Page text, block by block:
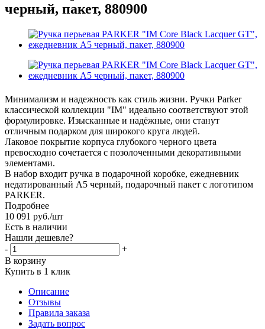
черный, пакет, 880900
Минимализм и надежность как стиль жизни. Ручки Parker
классической коллекции "IM" идеально соответствуют этой
формулировке. Изысканные и надёжные, они станут
отличным подарком для широкого круга людей.
Лаковое покрытие корпуса глубокого черного цвета
превосходно сочетается с позолоченными декоративными
элементами.
В набор входит ручка в подарочной коробке, ежедневник
недатированный А5 черный, подарочный пакет с логотипом
PARKER.
Подробнее
10 091 руб./шт
Есть в наличии
Нашли дешевле?
-
+
В корзину
Купить в 1 клик
Описание
Отзывы
Правила заказа
Задать вопрос